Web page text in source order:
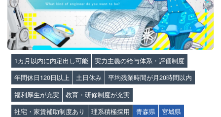
1カ月以内に内定出し可能
実力主義の給与体系・評価制度
年間休日120日以上
土日休み
平均残業時間が月20時間以内
福利厚生が充実
教育・研修制度が充実
社宅・家賃補助制度あり
理系積極採用 青森県
宮城県